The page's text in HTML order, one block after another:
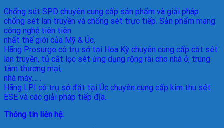
Chống sét SPD chuyên cung cấp sản phẩm và giải pháp
chống sét lan truyền và chống sét trực tiếp. Sản phẩm mang
công nghệ tiên tiên
nhất thế giới của Mỹ & Úc.
Hãng Prosurge có trụ sở tại Hoa Kỳ chuyên cung cấp cắt sét
lan truyền, tủ cắt lọc sét ứng dụng rộng rãi cho nhà ở, trung
tâm thương mại,
nhà máy.... .
Hãng LPI có trụ sở đặt tại Úc chuyên cung cấp kim thu sét
ESE và các giải pháp tiếp địa..
Thông tin liên hệ: